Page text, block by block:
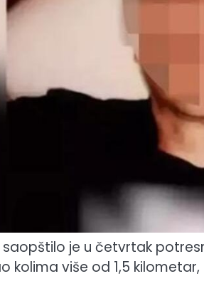
saopštilo je u četvrtak
kolima više od 1,5